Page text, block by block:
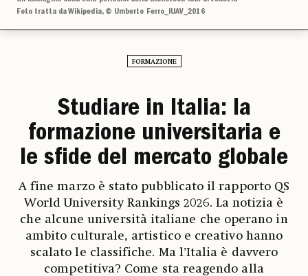
Foto tratta da Wikipedia, © Umberto Ferro_IUAV_2016
FORMAZIONE
Studiare in Italia: la
formazione universitaria e
le sfide del mercato globale
A fine marzo è stato pubblicato il rapporto QS
World University Rankings 2026. La notizia è
che alcune università italiane che operano in
ambito culturale, artistico e creativo hanno
scalato le classifiche. Ma l’Italia è davvero
competitiva? Come sta reagendo alla